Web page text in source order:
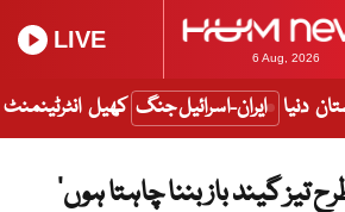
6 Aug, 2026
LIVE
دنیا ایران-اسرائیل جنگ کھیل انٹرٹینمنٹ
گیند باز بننا چاہتا ہوں’